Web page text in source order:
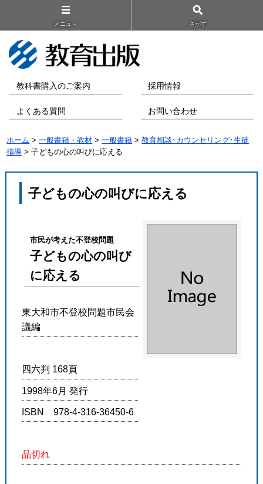
メニュ－ さがす
教科書購入のご案内 採用情報
よくある質問 お問い合わせ
ホーム >一般書籍・教材 >一般書籍 >教育相談･カウンセリング･生徒
指導 > 子どもの心の叫びに応える
子どもの心の叫びに応える
市民が考えた不登校問題
子どもの心の叫び
に応える
東大和市不登校問題市民会
議編
四六判 168頁
1998年6月 発行
ISBN 978-4-316-36450-6
品切れ